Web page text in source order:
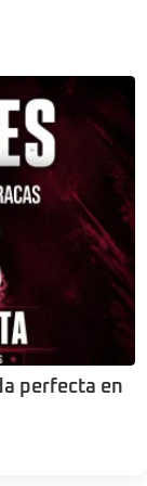
perfecta en